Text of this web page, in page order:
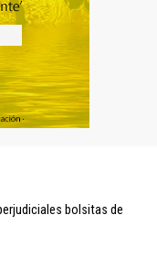
bolsitas de